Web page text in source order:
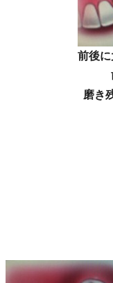
前後
磨き